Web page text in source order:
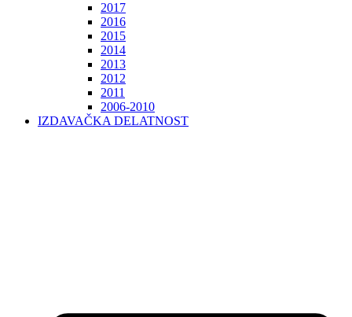
2017
2016
2015
2014
2013
2012
2011
2006-2010
IZDAVAČKA DELATNOST